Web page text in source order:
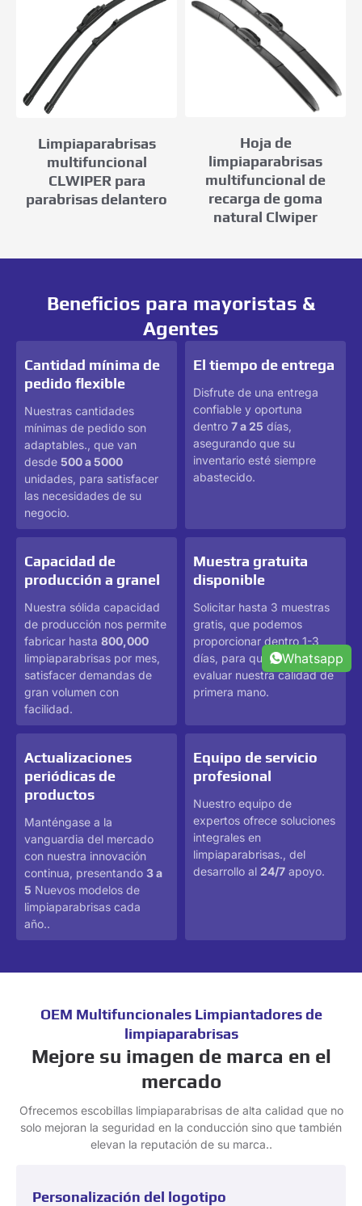
Limpiaparabrisas
multifuncional
CLWIPER para
parabrisas delantero
Hoja de
limpiaparabrisas
multifuncional de
recarga de goma
natural Clwiper
Beneficios para mayoristas &
Agentes
Cantidad mínima de
pedido flexible
Nuestras cantidades
mínimas de pedido son
adaptables., que van
desde 500 a 5000
unidades, para satisfacer
las necesidades de su
negocio.
El tiempo de entrega
Disfrute de una entrega
confiable y oportuna
dentro 7 a 25 días,
asegurando que su
inventario esté siempre
abastecido.
Capacidad de
producción a granel
Nuestra sólida capacidad
de producción nos permite
fabricar hasta 800,000
limpiaparabrisas por mes,
satisfacer demandas de
gran volumen con
facilidad.
Muestra gratuita
disponible
Solicitar hasta 3 muestras
gratis, que podemos
proporcionar dentro 1-3
días, para que puedas
evaluar nuestra calidad de
primera mano.
Actualizaciones
periódicas de
productos
Manténgase a la
vanguardia del mercado
con nuestra innovación
continua, presentando 3 a
5 Nuevos modelos de
limpiaparabrisas cada
año..
Equipo de servicio
profesional
Nuestro equipo de
expertos ofrece soluciones
integrales en
limpiaparabrisas., del
desarrollo al 24/7 apoyo.
OEM Multifuncionales Limpiantadores de
limpiaparabrisas
Mejore su imagen de marca en el
mercado
Ofrecemos escobillas limpiaparabrisas de alta calidad que no
solo mejoran la seguridad en la conducción sino que también
elevan la reputación de su marca..
Personalización del logotipo
Whatsapp